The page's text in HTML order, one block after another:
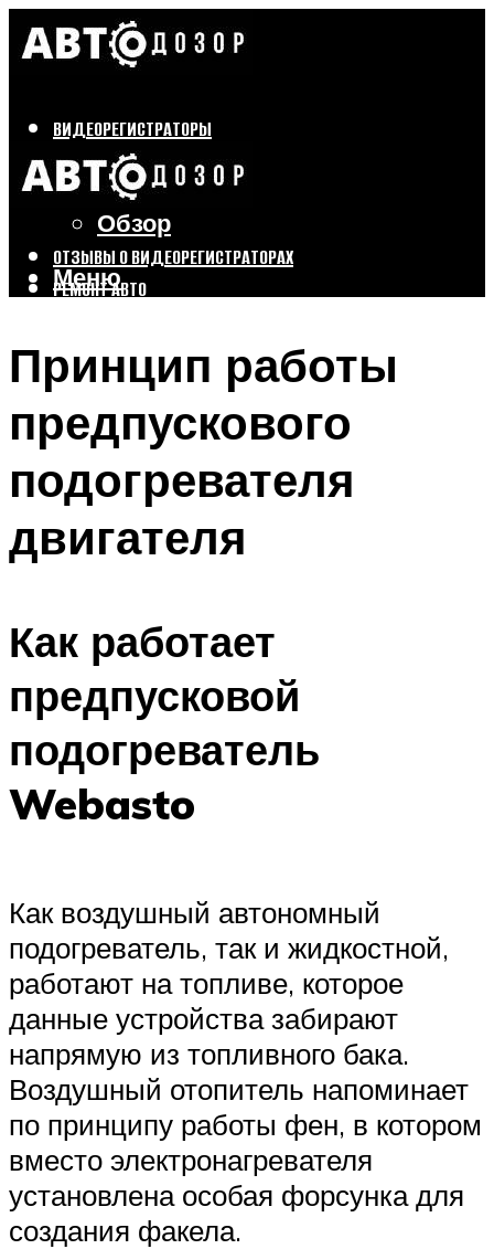
ВИДЕОРЕГИСТРАТОРЫ
Бренды
Выбор
Обзор
ОТЗЫВЫ О ВИДЕОРЕГИСТРАТОРАХ
РЕМОНТ АВТО
Меню
Принцип работы
предпускового
подогревателя
двигателя
Как работает
предпусковой
подогреватель
Webasto
Как воздушный автономный
подогреватель, так и жидкостной,
работают на топливе, которое
данные устройства забирают
напрямую из топливного бака.
Воздушный отопитель напоминает
по принципу работы фен, в котором
вместо электронагревателя
установлена особая форсунка для
создания факела.